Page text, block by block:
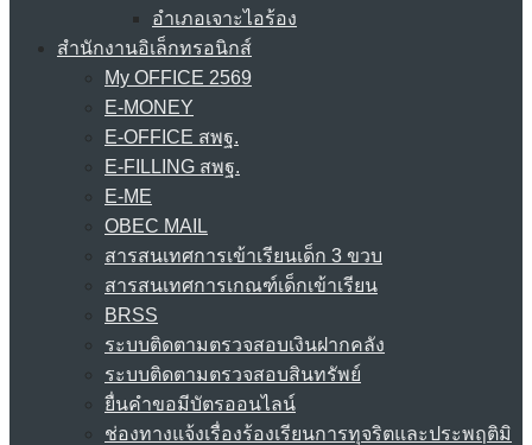
อำเภอเจาะไอร้อง
สำนักงานอิเล็กทรอนิกส์
My OFFICE 2569
E-MONEY
E-OFFICE สพฐ.
E-FILLING สพฐ.
E-ME
OBEC MAIL
สารสนเทศการเข้าเรียนเด็ก 3 ขวบ
สารสนเทศการเกณฑ์เด็กเข้าเรียน
BRSS
ระบบติดตามตรวจสอบเงินฝากคลัง
ระบบติดตามตรวจสอบสินทรัพย์
ยื่นคำขอมีบัตรออนไลน์
ช่องทางแจ้งเรื่องร้องเรียนการทุจริตและประพฤติมิ